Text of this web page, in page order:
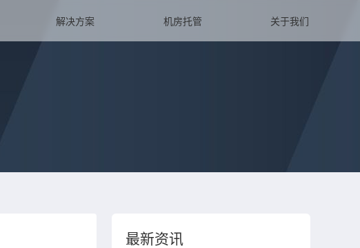
解决方案 机房托管 关于我们
最新资讯